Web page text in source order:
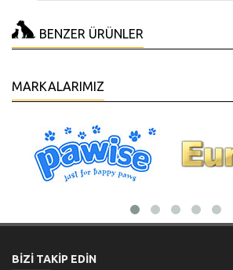
BENZER ÜRÜNLER
MARKALARIMIZ
BİZİ TAKİP EDİN